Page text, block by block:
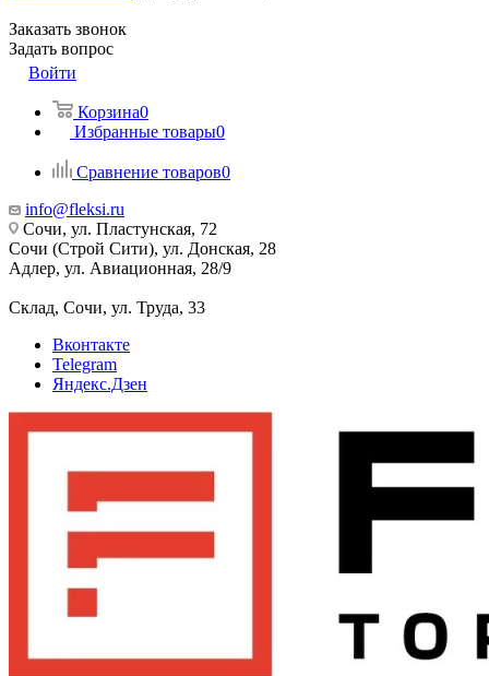
Заказать звонок
Задать вопрос
Войти
Корзина0
Избранные товары0
Сравнение товаров0
info@fleksi.ru
Сочи, ул. Пластунская, 72
Сочи (Строй Сити), ул. Донская, 28
Адлер, ул. Авиационная, 28/9
Склад, Сочи, ул. Труда, 33
Вконтакте
Telegram
Яндекс.Дзен